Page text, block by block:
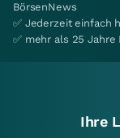
BörsenNews
✅ Jederzeit einfach
✅ mehr als 25 Jahre
Ihre